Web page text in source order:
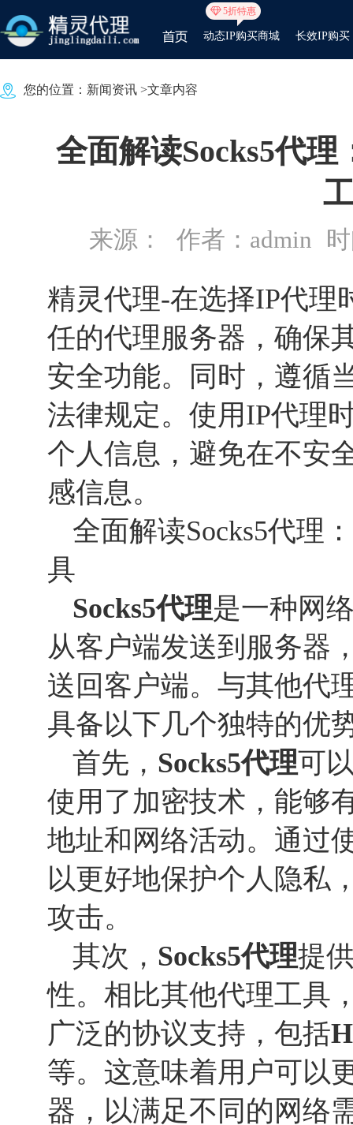
5折特惠
动态IP购买商城 长效IP购买
您的位置： 新闻资讯 >文章内容
全面解读Socks5代
来源： 作者：admin
精灵代理-在选择IP代理
任的代理服务器，确保
安全功能。同时，遵循
法律规定。使用IP代理
个人信息，避免在不安
感信息。
全面解读Socks5代理
具
Socks5代理是一种网
从客户端发送到服务器
送回客户端。与其他代
具备以下几个独特的优
首先， Socks5代理可
使用了加密技术，能够
地址和网络活动。通过
以更好地保护个人隐私
攻击。
其次， Socks5代理提
性。相比其他代理工具
广泛的协议支持，包括
等。这意味着用户可以
器，以满足不同的网络